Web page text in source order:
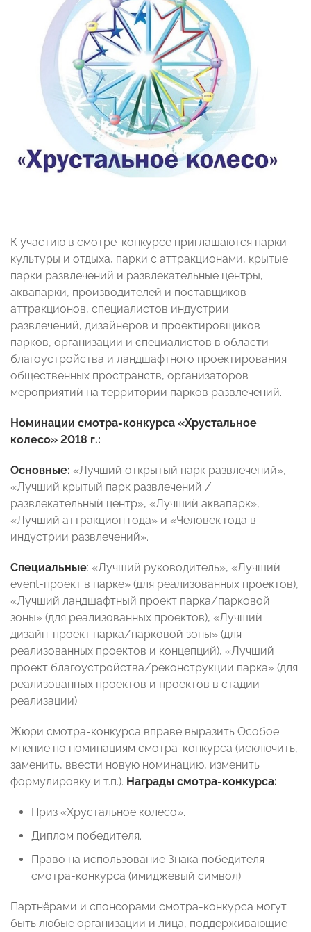
К участию в смотре-конкурсе приглашаются парки
культуры и отдыха, парки с аттракционами, крытые
парки развлечений и развлекательные центры,
аквапарки, производителей и поставщиков
аттракционов, специалистов индустрии
развлечений, дизайнеров и проектировщиков
парков, организации и специалистов в области
благоустройства и ландшафтного проектирования
общественных пространств, организаторов
мероприятий на территории парков развлечений.
Номинации смотра-конкурса «Хрустальное
колесо» 2018 г.:
Основные: «Лучший открытый парк развлечений»,
«Лучший крытый парк развлечений /
развлекательный центр», «Лучший аквапарк»,
«Лучший аттракцион года» и «Человек года в
индустрии развлечений».
Специальные: «Лучший руководитель», «Лучший
event-проект в парке» (для реализованных проектов),
«Лучший ландшафтный проект парка/парковой
зоны» (для реализованных проектов), «Лучший
дизайн-проект парка/парковой зоны» (для
реализованных проектов и концепций), «Лучший
проект благоустройства/реконструкции парка» (для
реализованных проектов и проектов в стадии
реализации).
Жюри смотра-конкурса вправе выразить Особое
мнение по номинациям смотра-конкурса (исключить,
заменить, ввести новую номинацию, изменить
формулировку и т.п.). Награды смотра-конкурса:
Приз «Хрустальное колесо».
Диплом победителя.
Право на использование Знака победителя
смотра-конкурса (имиджевый символ).
Партнёрами и спонсорами смотра-конкурса могут
быть любые организации и лица, поддерживающие